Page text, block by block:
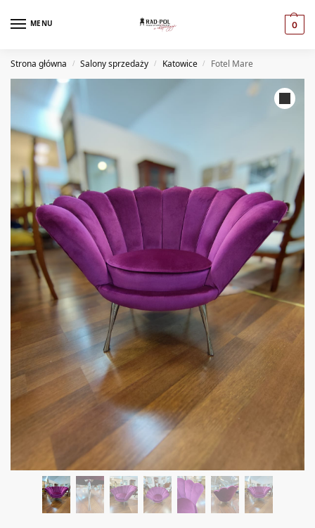
MENU 0
Strona główna / Salony sprzedaży / Katowice / Fotel Mare